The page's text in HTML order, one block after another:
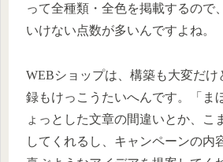
って全種類・全色を掲載するので
いけない点数が多いんですよね。
WEBショップは、構築も大変だけ
録もけっこうたいへんです。「ま
ょっとした文章の間違いとか、こ
してくれるし、キャンペーンの内